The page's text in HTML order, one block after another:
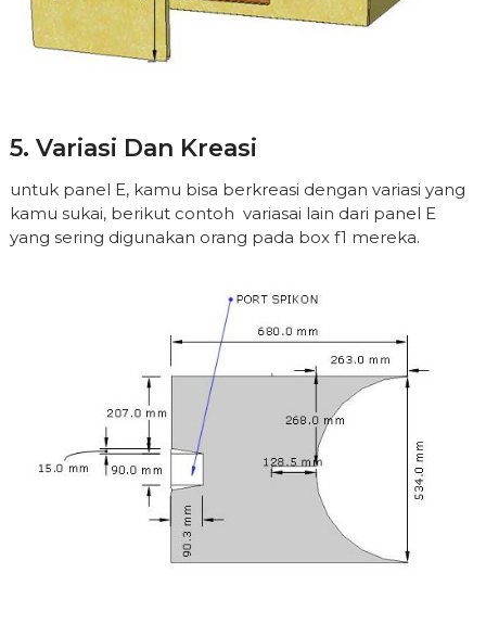
5. Variasi Dan Kreasi
untuk panel E, kamu bisa berkreasi dengan variasi yang
kamu sukai, berikut contoh variasai lain dari panel E
yang sering digunakan orang pada box f1 mereka.